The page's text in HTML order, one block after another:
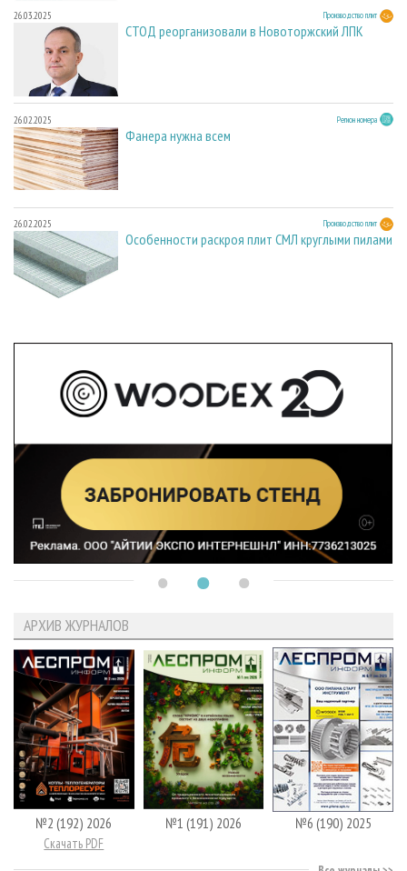
26.03.2025 Производство плит
СТОД реорганизовали в Новоторжский ЛПК
26.02.2025 Регион номера
Фанера нужна всем
26.02.2025 Производство плит
Особенности раскроя плит СМЛ круглыми пилами
АРХИВ ЖУРНАЛОВ
№2 (192) 2026
Скачать PDF
№1 (191) 2026 №6 (190) 2025